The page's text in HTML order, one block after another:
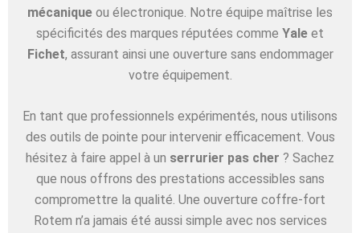
mécanique ou électronique. Notre équipe maîtrise les
spécificités des marques réputées comme Yale et
Fichet, assurant ainsi une ouverture sans endommager
votre équipement.
En tant que professionnels expérimentés, nous utilisons
des outils de pointe pour intervenir efficacement. Vous
hésitez à faire appel à un serrurier pas cher ? Sachez
que nous offrons des prestations accessibles sans
compromettre la qualité. Une ouverture coffre-fort
Rotem n’a jamais été aussi simple avec nos services